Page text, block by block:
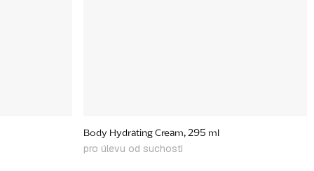
Body Hydrating Cream, 295 ml
pro úlevu od suchosti